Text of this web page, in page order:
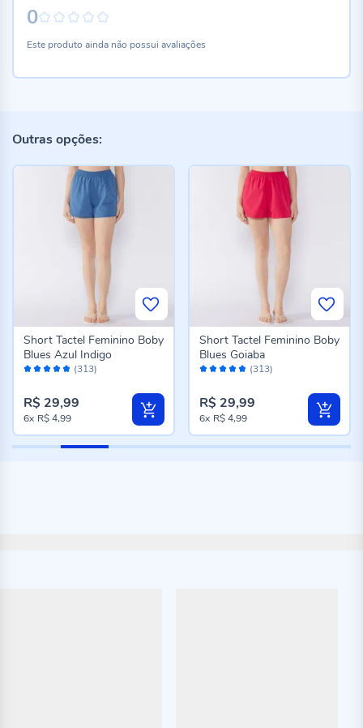
0
Este produto ainda não possui avaliações
Outras opções:
Avaliação: (313)
Short Tactel Feminino Boby
Blues Azul Indigo
R$ 29,99
6x R$ 4,99
Avaliação: (313)
Short Tactel Feminino Boby
Blues Goiaba
R$ 29,99
6x R$ 4,99